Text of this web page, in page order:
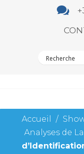

Accueil /
Analyses de